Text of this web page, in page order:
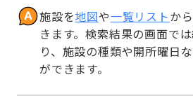
施設を地図や一覧リストか
きます。検索結果の画面で
り、施設の種類や開所曜日
ができます。